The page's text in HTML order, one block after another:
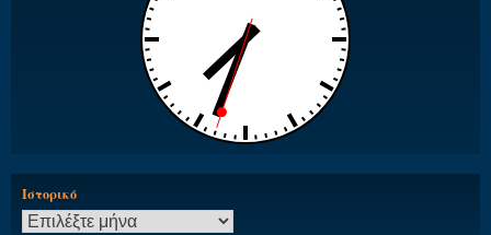
Ιστορικό
Ιστορικό